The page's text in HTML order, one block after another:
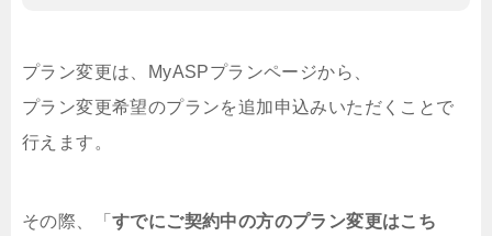
プラン変更は、MyASPプランページから、
プラン変更希望のプランを追加申込みいただくことで
行えます。
その際、「 すでにご契約中の方のプラン変更はこち